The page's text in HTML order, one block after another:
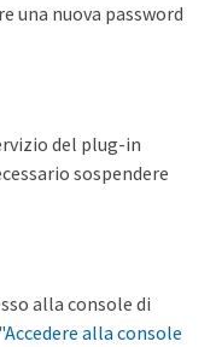
una nuova password
del plug-in
sospendere
alla console di
"Accedere alla console